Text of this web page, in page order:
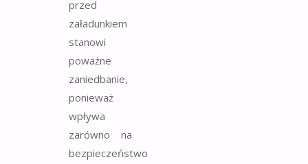
przed
załadunkiem
stanowi
poważne
zaniedbanie,
ponieważ
wpływa
zarówno na
bezpieczeństwo